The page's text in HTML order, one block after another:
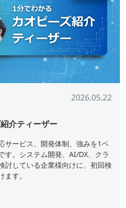
2026.05.22
介ティーザー
サービス、開発体制、強みを1ペ
す。システム開発、AI/DX、クラ
討している企業様向けに、初回検
す。